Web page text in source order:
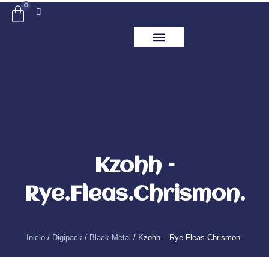
0
Carrito
Kzohh –
Rye.Fleas.Chrismon.
Inicio / Digipack / Black Metal / Kzohh – Rye.Fleas.Chrismon.